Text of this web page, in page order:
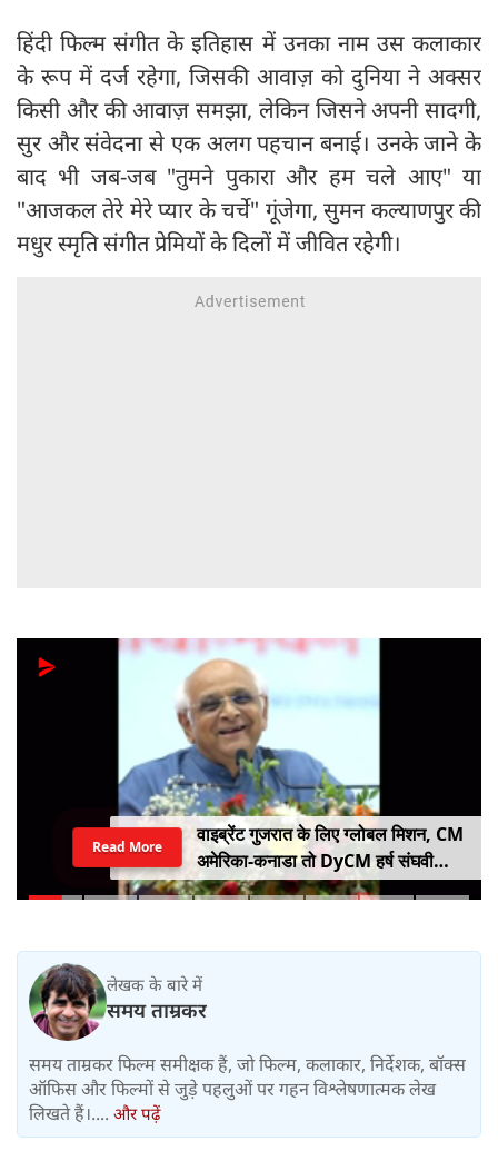
हिंदी फिल्म संगीत के इतिहास में उनका नाम उस कलाकार
के रूप में दर्ज रहेगा, जिसकी आवाज़ को दुनिया ने अक्सर
किसी और की आवाज़ समझा, लेकिन जिसने अपनी सादगी,
सुर और संवेदना से एक अलग पहचान बनाई। उनके जाने के
बाद भी जब-जब "तुमने पुकारा और हम चले आए" या
"आजकल तेरे मेरे प्यार के चर्चे" गूंजेगा, सुमन कल्याणपुर की
मधुर स्मृति संगीत प्रेमियों के दिलों में जीवित रहेगी।
वाइब्रेंट गुजरात के लिए ग्लोबल मिशन, CM
अमेरिका-कनाडा तो DyCM हर्ष संघवी
संभालेंगे जापान-यूरोप का मोर्चा
Read More
लेखक के बारे में
समय ताम्रकर
समय ताम्रकर फिल्म समीक्षक हैं, जो फिल्म, कलाकार, निर्देशक, बॉक्स
ऑफिस और फिल्मों से जुड़े पहलुओं पर गहन विश्लेषणात्मक लेख
लिखते हैं।.... और पढ़ें